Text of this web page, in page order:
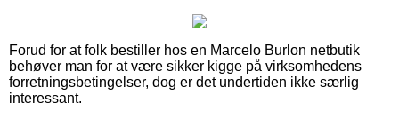
Forud for at folk bestiller hos en Marcelo Burlon netbutik
behøver man for at være sikker kigge på virksomhedens
forretningsbetingelser, dog er det undertiden ikke særlig
interessant.